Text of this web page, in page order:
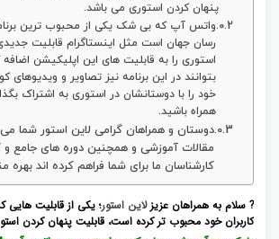
پنهان کردن استوری می باشد.
واتس آپ که بی شک یکی از محبوب ترین
رسان جهان است مثل اینستاگرام قابلیت
استوری را به قابلیت های این اپلیکیشن اضافه
بتوانند در این برنامه نیز تصاویر و ویدیوهای
خود را با دوستانشان در استوری به اشتراک
همراه باشید.
دوستان و همراهان گرامی لاین استور شما می
مقالات آموزشی و همچنین دوره های جامع و
کارشناسان ما برای شما فراهم کرده اند بهره
? سلام به همراهان عزیزلاین استور؛ یکی از قابلیت
کاربران خود محبوب تر کرده است، قابلیت پنهان کردن